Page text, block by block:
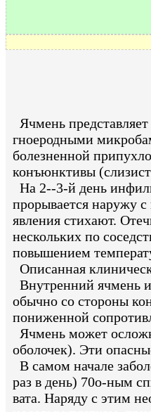
Ячмень
гноеродными
болезненной
конъюнктивы
На 2--3-й день
прорывается наружу
явления стихают.
нескольких по
повышением
Описанная
Внутренний ячмень
обычно со стороны
пониженной
Ячмень может
оболочек). Эти
В самом начале
раз в день) 70о-ным
вата. Наряду с этим